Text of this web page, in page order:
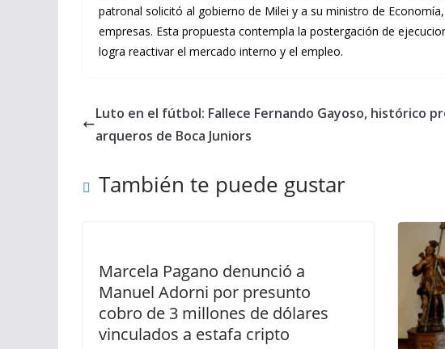
patronal solicitó al gobierno de Milei y a su ministro de
empresas. Esta propuesta contempla la postergación de
logra reactivar el mercado interno y el empleo.
Luto en el fútbol: Fallece Fernando Gayoso, histórico
arqueros de Boca Juniors
También te puede gustar
Marcela Pagano denunció a
Manuel Adorni por presunto
cobro de 3 millones de dólares
vinculados a estafa cripto